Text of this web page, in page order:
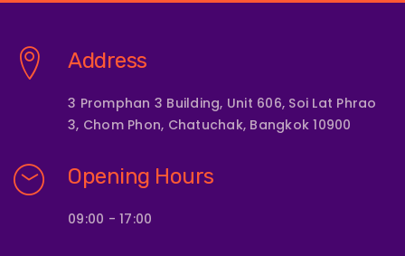
Address
3 Promphan 3 Building, Unit 606, Soi Lat Phrao
3, Chom Phon, Chatuchak, Bangkok 10900
Opening Hours
09:00 - 17:00